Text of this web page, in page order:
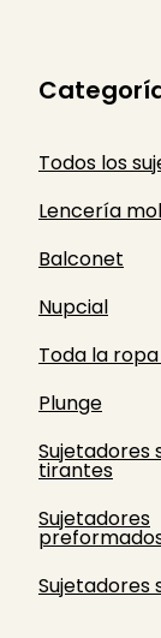
Todos los
Lencería
Balconet
Nupcial
Toda la
Plunge
Sujetadores
tirantes
Sujetadores
Sujetadores